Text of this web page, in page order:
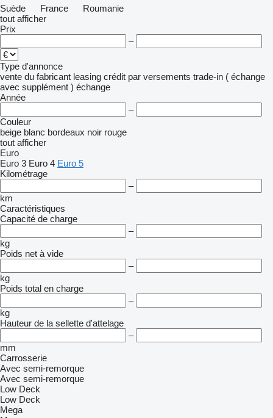
Suède
France
Roumanie
tout afficher
Prix
–
Type d'annonce
vente du fabricant leasing crédit par versements trade-in ( échange
avec supplément ) échange
Année
–
Couleur
beige blanc bordeaux noir rouge
tout afficher
Euro
Euro 3 Euro 4 Euro 5
Kilométrage
–
km
Caractéristiques
Capacité de charge
–
kg
Poids net à vide
–
kg
Poids total en charge
–
kg
Hauteur de la sellette d'attelage
–
mm
Carrosserie
Avec semi-remorque
Avec semi-remorque
Low Deck
Low Deck
Mega